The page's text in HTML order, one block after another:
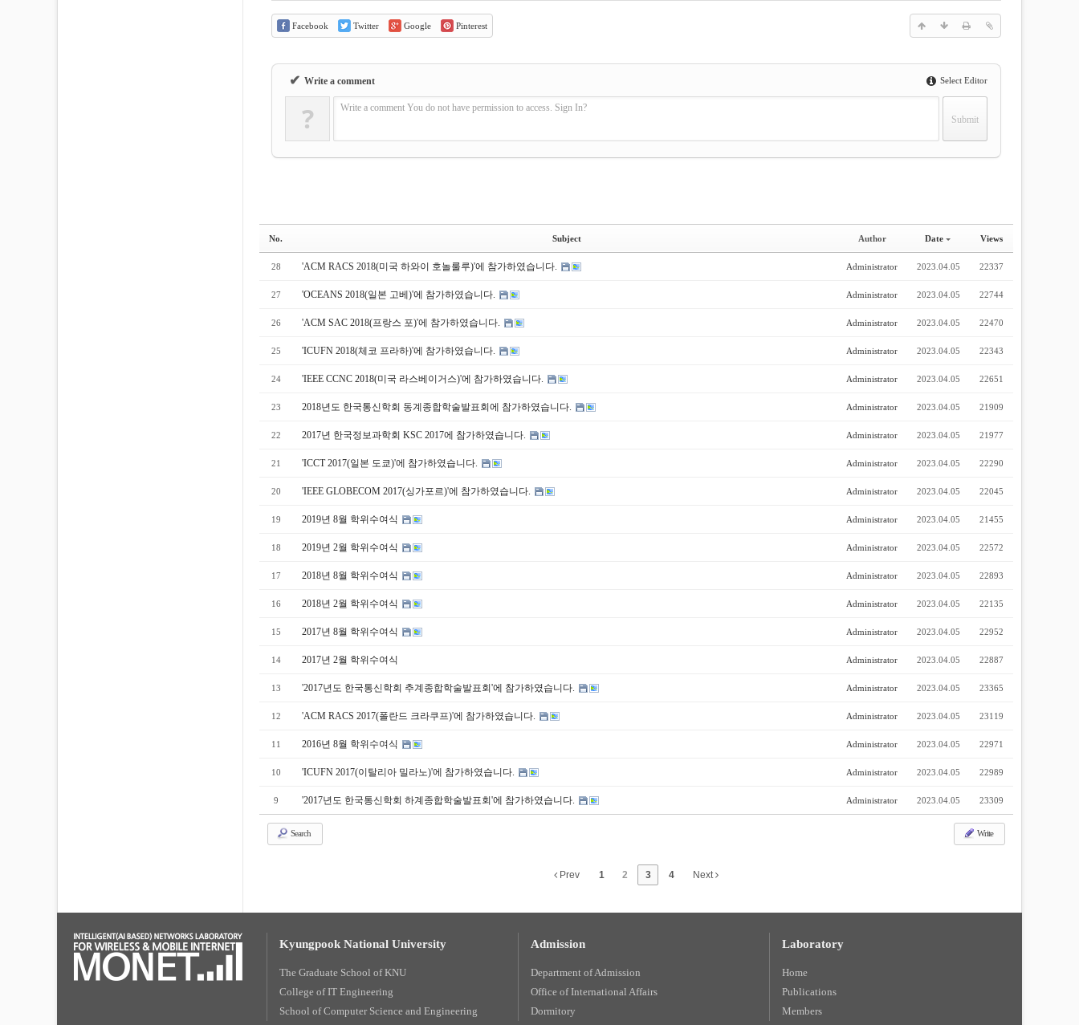
Facebook Twitter Google Pinterest
✔ Write a comment Select Editor
? Write a comment You do not have permission to access. Sign In?
No. Subject Author Date Views
28 'ACM RACS 2018(미국 하와이 호놀룰루)'에 참가하였습니다. Administrator 2023.04.05 22337
27 'OCEANS 2018(일본 고베)'에 참가하였습니다. Administrator 2023.04.05 22744
26 'ACM SAC 2018(프랑스 포)'에 참가하였습니다. Administrator 2023.04.05 22470
25 'ICUFN 2018(체코 프라하)'에 참가하였습니다. Administrator 2023.04.05 22343
24 'IEEE CCNC 2018(미국 라스베이거스)'에 참가하였습니다. Administrator 2023.04.05 22651
23 2018년도 한국통신학회 동계종합학술발표회에 참가하였습니다. Administrator 2023.04.05 21909
22 2017년 한국정보과학회 KSC 2017에 참가하였습니다. Administrator 2023.04.05 21977
21 'ICCT 2017(일본 도쿄)'에 참가하였습니다. Administrator 2023.04.05 22290
20 'IEEE GLOBECOM 2017(싱가포르)'에 참가하였습니다. Administrator 2023.04.05 22045
19 2019년 8월 학위수여식 Administrator 2023.04.05 21455
18 2019년 2월 학위수여식 Administrator 2023.04.05 22572
17 2018년 8월 학위수여식 Administrator 2023.04.05 22893
16 2018년 2월 학위수여식 Administrator 2023.04.05 22135
15 2017년 8월 학위수여식 Administrator 2023.04.05 22952
14 2017년 2월 학위수여식 Administrator 2023.04.05 22887
13 '2017년도 한국통신학회 추계종합학술발표회'에 참가하였습니다. Administrator 2023.04.05 23365
12 'ACM RACS 2017(폴란드 크라쿠프)'에 참가하였습니다. Administrator 2023.04.05 23119
11 2016년 8월 학위수여식 Administrator 2023.04.05 22971
10 'ICUFN 2017(이탈리아 밀라노)'에 참가하였습니다. Administrator 2023.04.05 22989
9 '2017년도 한국통신학회 하계종합학술발표회'에 참가하였습니다. Administrator 2023.04.05 23309
Search Write
Prev 1 2 3 4 Next
Kyungpook National University
The Graduate School of KNU
College of IT Engineering
School of Computer Science and Engineering
Admission
Department of Admission
Office of International Affairs
Dormitory
Laboratory
Home
Publications
Members